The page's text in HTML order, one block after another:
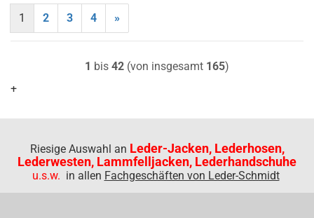
1 2 3 4 »
1 bis 42 (von insgesamt 165)
+
Riesige Auswahl an Leder-Jacken, Lederhosen,
Lederwesten, Lammfelljacken, Lederhandschuhe
u.s.w. in allen Fachgeschäften von Leder-Schmidt